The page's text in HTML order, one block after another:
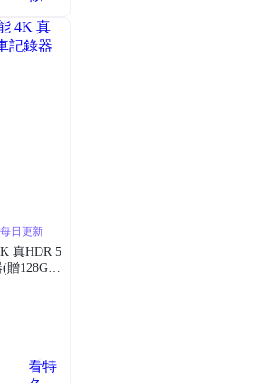
日更新
真HDR 5
128G記
看特